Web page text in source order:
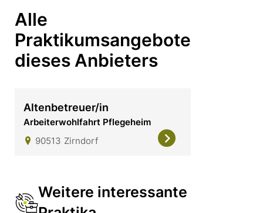
Alle
Praktikumsangebote
dieses Anbieters
Altenbetreuer/in
Arbeiterwohlfahrt Pflegeheim
90513 Zirndorf
Weitere interessante